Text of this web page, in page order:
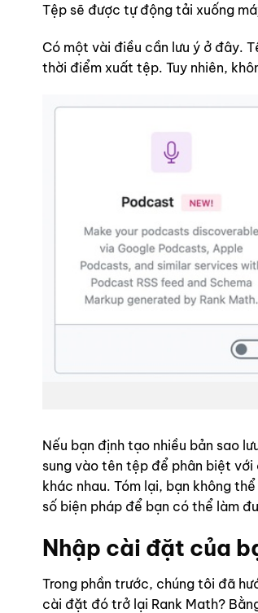
Tệp sẽ được tự động tải xuống
Có một vài điều cần lưu ý ở đây.
thời điểm xuất tệp. Tuy nhiên,
Nếu bạn định tạo nhiều bản sao
sung vào tên tệp để phân biệt
khác nhau. Tóm lại, bạn không
số biện pháp để bạn có thể làm
Nhập cài đặt của
Trong phần trước, chúng tôi đã
cài đặt đó trở lại Rank Math?